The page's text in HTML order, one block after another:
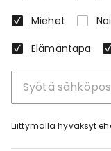
Miehet
Elämäntapa
Liittymällä hyväksyt